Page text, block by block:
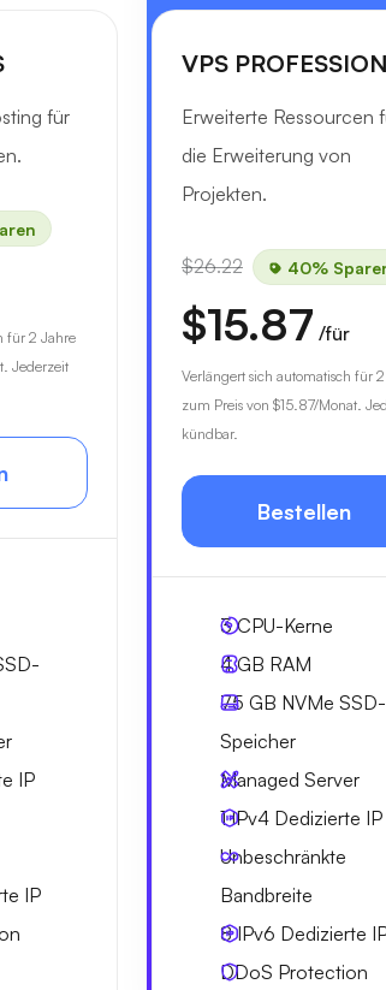
für
für 2 Jahre
Jederzeit
IP
IP
VPS
Erweiterte Ressourcen
die Erweiterung von
Projekten.
$26.22 40%
$15.87 /für
Verlängert sich automatisch für
zum Preis von $15.87/Monat.
kündbar.
Bestellen
3CPU-Kerne
4 GB RAM
75 GB NVMe SSD-
Speicher
Managed Server
1 IPv4 Dedizierte IP
Unbeschränkte
Bandbreite
8 IPv6 Dedizierte
DDoS Protection